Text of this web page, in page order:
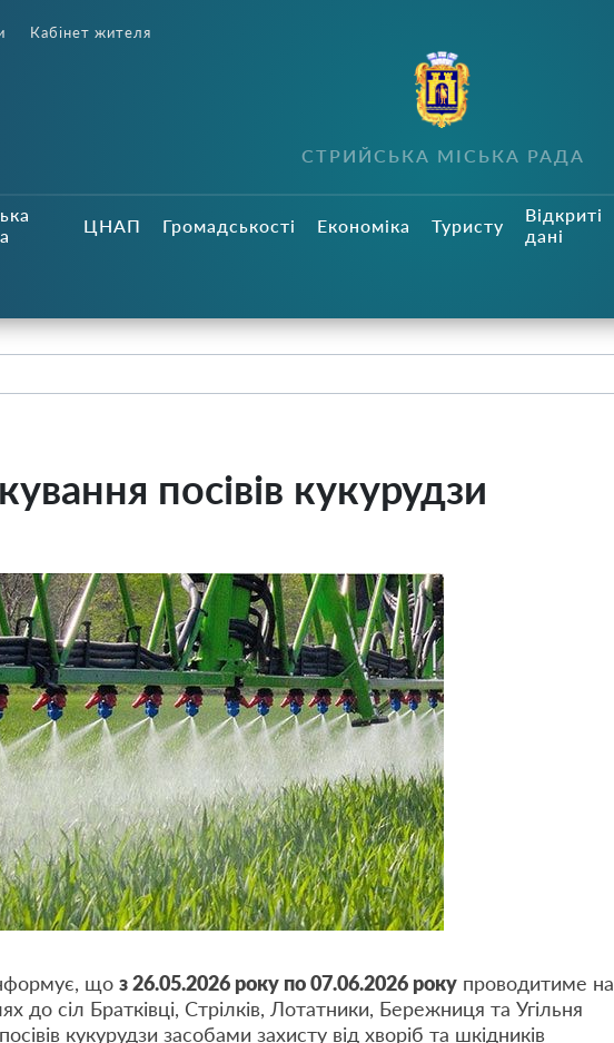
Кабінет жителя
СТРИЙСЬКА МІСЬКА РАДА
ЦНАП Громадськості Економіка Туристу
Відкриті
дані
посівів кукурудзи
що з 26.05.2026 року по 07.06.2026 року проводитиме на
до сіл Братківці, Стрілків, Лотатники, Бережниця та Угільня
кукурудзи засобами захисту від хворіб та шкідників